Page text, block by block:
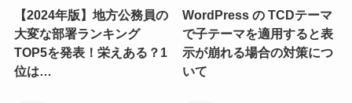
【2024年版】地方公務員の
大変な部署ランキング
TOP5を発表！栄えある？1
位は…
WordPress の TCDテーマ
で子テーマを適用すると表
示が崩れる場合の対策につ
いて